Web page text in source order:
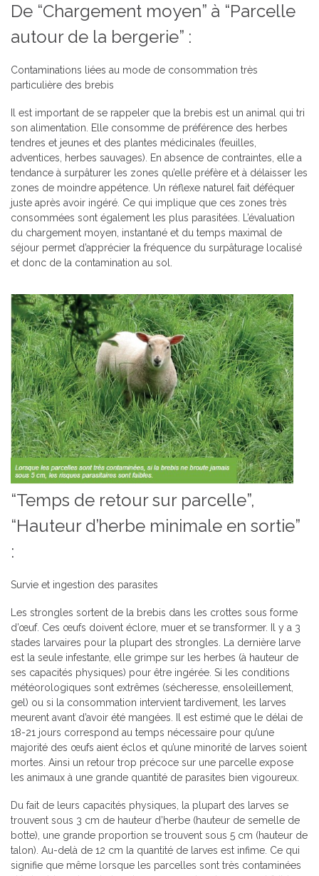
De “Chargement moyen” à “Parcelle
autour de la bergerie” :
Contaminations liées au mode de consommation très
particulière des brebis
Il est important de se rappeler que la brebis est un animal qui tri
son alimentation. Elle consomme de préférence des herbes
tendres et jeunes et des plantes médicinales (feuilles,
adventices, herbes sauvages). En absence de contraintes, elle a
tendance à surpâturer les zones qu’elle préfère et à délaisser les
zones de moindre appétence. Un réflexe naturel fait déféquer
juste après avoir ingéré. Ce qui implique que ces zones très
consommées sont également les plus parasitées. L’évaluation
du chargement moyen, instantané et du temps maximal de
séjour permet d’apprécier la fréquence du surpâturage localisé
et donc de la contamination au sol.
“Temps de retour sur parcelle”,
“Hauteur d’herbe minimale en sortie”
:
Survie et ingestion des parasites
Les strongles sortent de la brebis dans les crottes sous forme
d’œuf. Ces œufs doivent éclore, muer et se transformer. Il y a 3
stades larvaires pour la plupart des strongles. La dernière larve
est la seule infestante, elle grimpe sur les herbes (à hauteur de
ses capacités physiques) pour être ingérée. Si les conditions
météorologiques sont extrêmes (sécheresse, ensoleillement,
gel) ou si la consommation intervient tardivement, les larves
meurent avant d’avoir été mangées. Il est estimé que le délai de
18-21 jours correspond au temps nécessaire pour qu’une
majorité des œufs aient éclos et qu’une minorité de larves soient
mortes. Ainsi un retour trop précoce sur une parcelle expose
les animaux à une grande quantité de parasites bien vigoureux.
Du fait de leurs capacités physiques, la plupart des larves se
trouvent sous 3 cm de hauteur d’herbe (hauteur de semelle de
botte), une grande proportion se trouvent sous 5 cm (hauteur de
talon). Au-delà de 12 cm la quantité de larves est infime. Ce qui
signifie que même lorsque les parcelles sont très contaminées